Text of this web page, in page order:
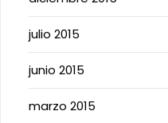
julio 2015
junio 2015
marzo 2015